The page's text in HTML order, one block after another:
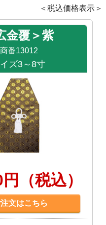
＜税込価格表示＞
金覆＞紫
番13012
ズ3～8寸
（税込）
文はこちら